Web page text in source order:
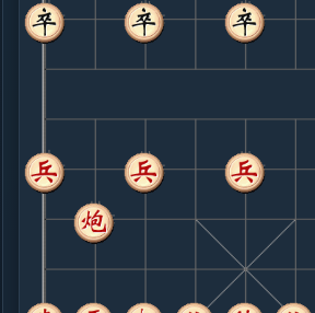
6. 车二平七
红+3
.....马２进１
红+2
7. 车七进二
红+4
8. 车七进一
黑+4
相三
.....砲２进２
红+0
9. 炮八平七
黑+5
相七
.....象７进５
10. 车九平八
黑+67
车七
.....车１平２
黑+117
黑+67